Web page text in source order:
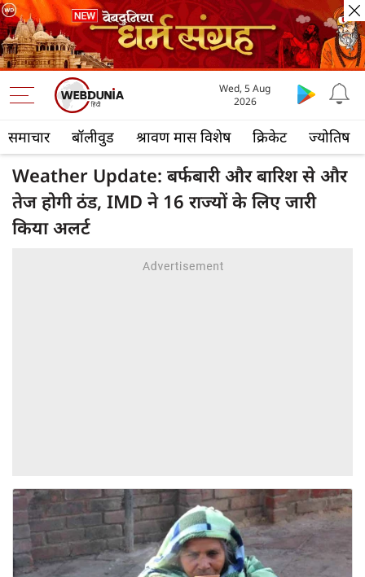
समाचार बॉलीवुड श्रावण मास विशेष क्रिकेट ज्योतिष
Wed, 5 Aug
2026
Weather Update: बर्फबारी और बारिश से और
तेज होगी ठंड, IMD ने 16 राज्यों के लिए जारी
किया अलर्ट